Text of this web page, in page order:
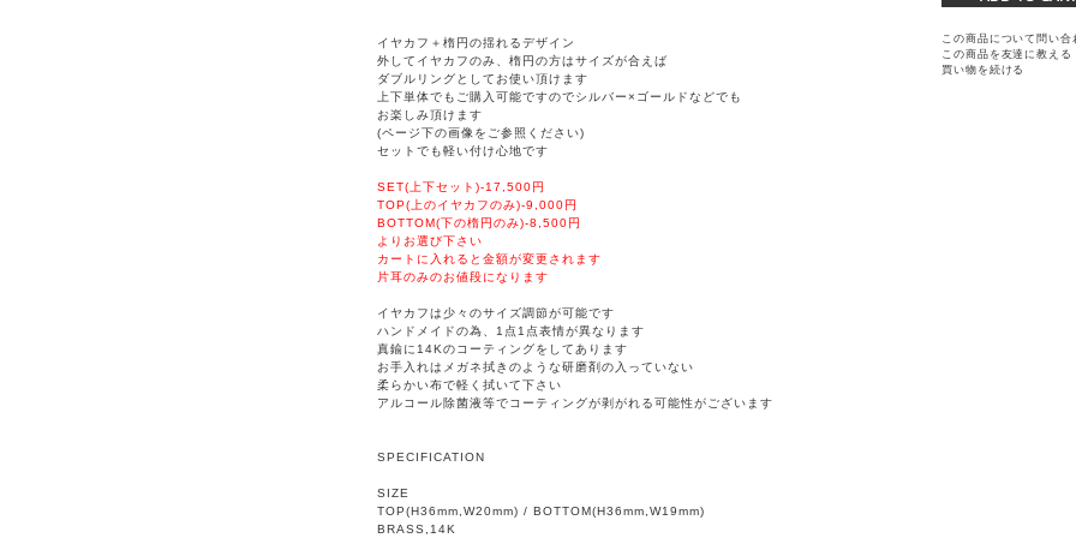
イヤカフ＋楕円の揺れるデザイン
外してイヤカフのみ、楕円の方はサイズが合えば
ダブルリングとしてお使い頂けます
上下単体でもご購入可能ですのでシルバー×ゴールドなどでも
お楽しみ頂けます
(ページ下の画像をご参照ください)
セットでも軽い付け心地です
SET(上下セット)-17,500円
TOP(上のイヤカフのみ)-9,000円
BOTTOM(下の楕円のみ)-8,500円
よりお選び下さい
カートに入れると金額が変更されます
片耳のみのお値段になります
イヤカフは少々のサイズ調節が可能です
ハンドメイドの為、1点1点表情が異なります
真鍮に14Kのコーティングをしてあります
お手入れはメガネ拭きのような研磨剤の入っていない
柔らかい布で軽く拭いて下さい
アルコール除菌液等でコーティングが剥がれる可能性がございます
SPECIFICATION
SIZE
TOP(H36mm,W20mm) / BOTTOM(H36mm,W19mm)
BRASS,14K
この商品について問い合
この商品を友達に教える
買い物を続ける